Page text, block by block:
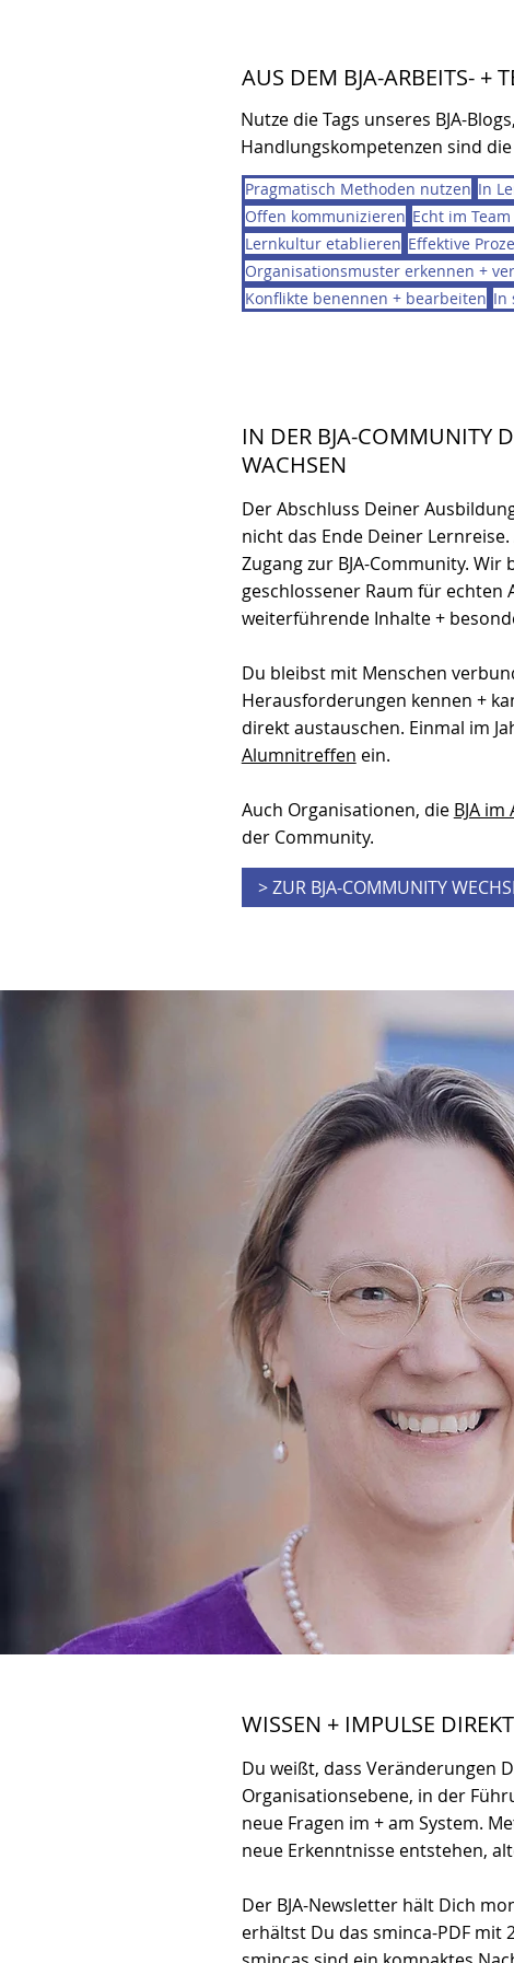
AUS DEM BJA-ARBEITS- +
Nutze die Tags unseres BJA-
Handlungskompetenzen sind
Pragmatisch Methoden nutzen In
Offen kommunizieren Echt im
Lernkultur etablieren Effektive
Organisationsmuster erkennen +
Konflikte benennen + bearbeiten In
IN DER BJA-COMMUNITY
WACHSEN
Der Abschluss Deiner
nicht das Ende Deiner
Zugang zur BJA-Community. Wir
geschlossener Raum für echten
weiterführende Inhalte +
Du bleibst mit Menschen
Herausforderungen kennen +
direkt austauschen. Einmal im
Alumnitreffen ein.
Auch Organisationen, die BJA im
der Community.
> ZUR BJA-COMMUNITY
WISSEN + IMPULSE
Du weißt, dass Veränderungen
Organisationsebene, in der
neue Fragen im + am System.
neue Erkenntnisse entstehen,
Der BJA-Newsletter hält Dich
erhältst Du das sminca-PDF mit